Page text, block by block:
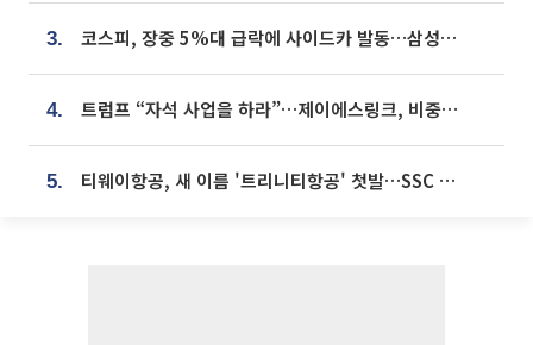
3. 코스피, 장중 5%대 급락에 사이드카 발동…삼성·SK 동반 폭락
4. 트럼프 “자석 사업을 하라”…제이에스링크, 비중국 영구자석 공급망 구축 속도
5. 티웨이항공, 새 이름 '트리니티항공' 첫발…SSC 전략 본격화